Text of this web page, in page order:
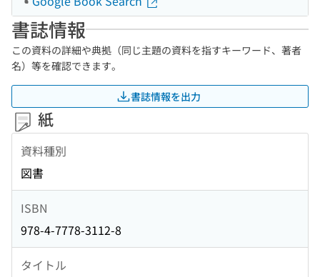
書誌情報
この資料の詳細や典拠（同じ主題の資料を指すキーワード、著者
名）等を確認できます。
書誌情報を出力
紙
資料種別
図書
ISBN
978-4-7778-3112-8
タイトル